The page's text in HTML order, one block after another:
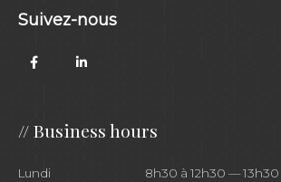
Suivez-nous
//Business hours
Lundi
8h30 à 12h30 — 13h30